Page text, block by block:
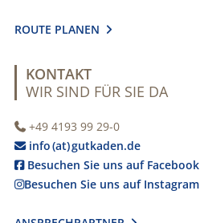
ROUTE PLANEN 
KONTAKT
WIR SIND FÜR SIE DA
+49 4193 99 29-0
info (at) gutkaden.de
Besuchen Sie uns auf Facebook
Besuchen Sie uns auf Instagram